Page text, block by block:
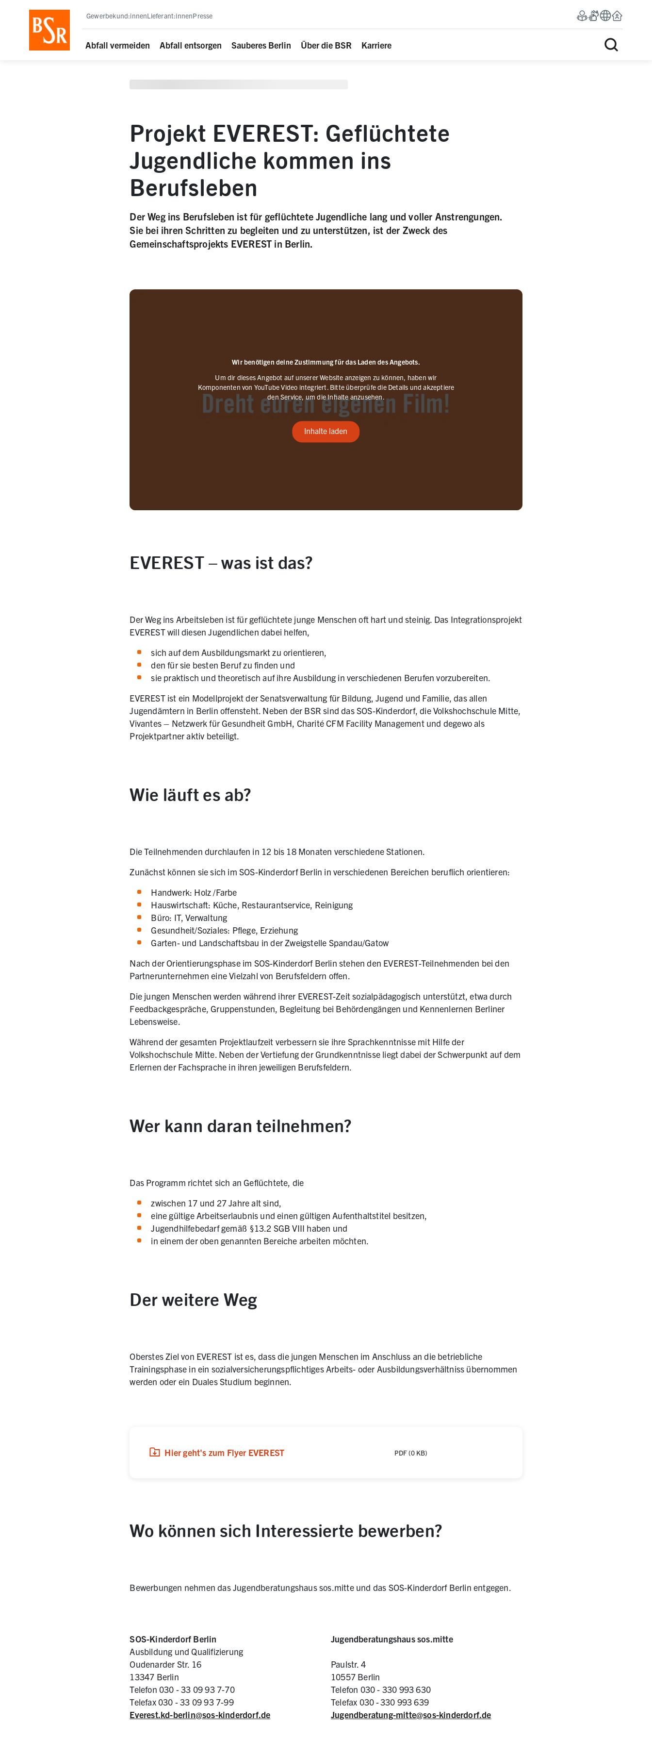
Gewerbekund:innenLieferant:innenPresse
Abfall vermeiden Abfall entsorgen Sauberes Berlin Über die BSR Karriere
Projekt EVEREST: Geflüchtete
Jugendliche kommen ins
Berufsleben
Der Weg ins Berufsleben ist für geflüchtete Jugendliche lang und voller Anstrengungen.
Sie bei ihren Schritten zu begleiten und zu unterstützen, ist der Zweck des
Gemeinschaftsprojekts EVEREST in Berlin.
Wir benötigen deine Zustimmung für das Laden des Angebots.
Um dir dieses Angebot auf unserer Website anzeigen zu können, haben wir
Komponenten von YouTube Video integriert. Bitte überprüfe die Details und akzeptiere
den Service, um die Inhalte anzusehen.
Inhalte laden
EVEREST – was ist das?
Der Weg ins Arbeitsleben ist für geflüchtete junge Menschen oft hart und steinig. Das Integrationsprojekt
EVEREST will diesen Jugendlichen dabei helfen,
sich auf dem Ausbildungsmarkt zu orientieren,
den für sie besten Beruf zu finden und
sie praktisch und theoretisch auf ihre Ausbildung in verschiedenen Berufen vorzubereiten.
EVEREST ist ein Modellprojekt der Senatsverwaltung für Bildung, Jugend und Familie, das allen
Jugendämtern in Berlin offensteht. Neben der BSR sind das SOS-Kinderdorf, die Volkshochschule Mitte,
Vivantes – Netzwerk für Gesundheit GmbH, Charité CFM Facility Management und degewo als
Projektpartner aktiv beteiligt.
Wie läuft es ab?
Die Teilnehmenden durchlaufen in 12 bis 18 Monaten verschiedene Stationen.
Zunächst können sie sich im SOS-Kinderdorf Berlin in verschiedenen Bereichen beruflich orientieren:
Handwerk: Holz /Farbe
Hauswirtschaft: Küche, Restaurantservice, Reinigung
Büro: IT, Verwaltung
Gesundheit/Soziales: Pflege, Erziehung
Garten- und Landschaftsbau in der Zweigstelle Spandau/Gatow
Nach der Orientierungsphase im SOS-Kinderdorf Berlin stehen den EVEREST-Teilnehmenden bei den
Partnerunternehmen eine Vielzahl von Berufsfeldern offen.
Die jungen Menschen werden während ihrer EVEREST-Zeit sozialpädagogisch unterstützt, etwa durch
Feedbackgespräche, Gruppenstunden, Begleitung bei Behördengängen und Kennenlernen Berliner
Lebensweise.
Während der gesamten Projektlaufzeit verbessern sie ihre Sprachkenntnisse mit Hilfe der
Volkshochschule Mitte. Neben der Vertiefung der Grundkenntnisse liegt dabei der Schwerpunkt auf dem
Erlernen der Fachsprache in ihren jeweiligen Berufsfeldern.
Wer kann daran teilnehmen?
Das Programm richtet sich an Geflüchtete, die
zwischen 17 und 27 Jahre alt sind,
eine gültige Arbeitserlaubnis und einen gültigen Aufenthaltstitel besitzen,
Jugendhilfebedarf gemäß §13.2 SGB VIII haben und
in einem der oben genannten Bereiche arbeiten möchten.
Der weitere Weg
Oberstes Ziel von EVEREST ist es, dass die jungen Menschen im Anschluss an die betriebliche
Trainingsphase in ein sozialversicherungspflichtiges Arbeits- oder Ausbildungsverhältniss übernommen
werden oder ein Duales Studium beginnen.
Hier geht's zum Flyer EVEREST
(Download,PDF,0 KB)
(öffnet in neuem Tab) PDF(0 KB)
Wo können sich Interessierte bewerben?
Bewerbungen nehmen das Jugendberatungshaus sos.mitte und das SOS-Kinderdorf Berlin entgegen.
SOS-Kinderdorf Berlin
Ausbildung und Qualifizierung
Oudenarder Str. 16
13347 Berlin
Telefon 030 - 33 09 93 7-70
Telefax 030 - 33 09 93 7-99
Everest.kd-berlin@sos-kinderdorf.de
Jugendberatungshaus sos.mitte
Paulstr. 4
10557 Berlin
Telefon 030 - 330 993 630
Telefax 030 - 330 993 639
Jugendberatung-mitte@sos-kinderdorf.de